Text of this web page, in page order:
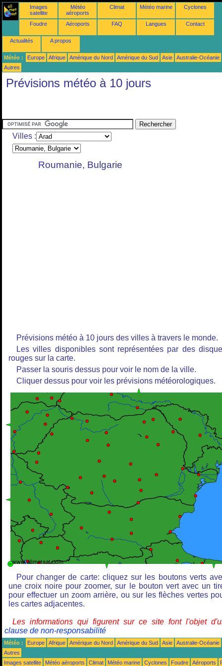
Images
satellite
Météo
aéroports
Climat Météo marine Cyclones
Foudre Aéroports FAQ Langues Contact
Actualités A propos
Météo : Europe Afrique Amérique du Nord Amérique du Sud Asie
Australie-Océanie
Autres
Prévisions météo à 10 jours
Villes :
Roumanie, Bulgarie
Prévisions météo à 10 jours des villes à travers le monde.
Les villes disponibles sont représentées par des
rouges sur la carte.
Passer la souris dessus pour voir le nom de la ville.
Cliquer dessus pour voir les prévisions météorologiques.
Pour changer de carte: cliquez sur les boutons verts
une croix noire pour zoomer, sur le bouton vert avec un
pour effectuer un zoom arrière, ou sur les flèches vertes
les cartes adjacentes.
Les informations qui figurent sur ce site font l'objet
clause de non-responsabilité
Météo : Europe Afrique Amérique du Nord Amérique du Sud Asie
Australie-Océanie
Autres
Images satellite
Météo aéroports Climat Météo marine Cyclones Foudre Aéroports